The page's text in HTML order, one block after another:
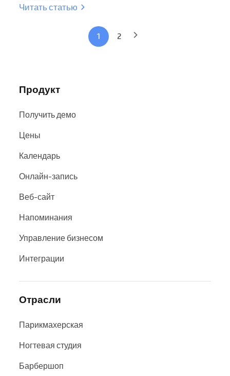
Читать статью
1 2
Продукт
Получить демо
Цены
Календарь
Онлайн-запись
Веб-сайт
Напоминания
Управление бизнесом
Интеграции
Отрасли
Парикмахерская
Ногтевая студия
Барбершоп